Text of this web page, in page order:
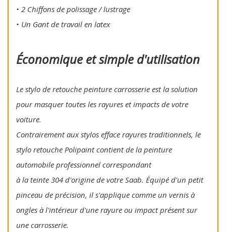
• 2 Chiffons de polissage / lustrage
• Un Gant de travail en latex
Économique et simple d'utilisation
Le stylo de retouche peinture carrosserie est la solution
pour masquer toutes les rayures et impacts de votre
voiture.
Contrairement aux stylos efface rayures traditionnels, le
stylo retouche Polipaint contient de la peinture
automobile professionnel correspondant
à la teinte 304 d'origine de votre Saab. Équipé d'un petit
pinceau de précision, il s'applique comme un vernis à
ongles à l'intérieur d'une rayure ou impact présent sur
une carrosserie.